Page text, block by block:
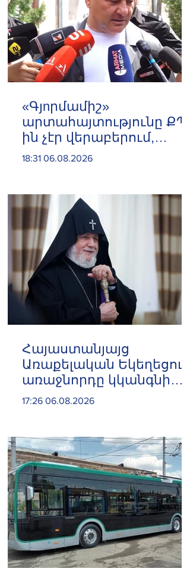
«Գյnրմամիշ»
արտահայտությունը ՔՊ-
ին չէր վերաբերում,
ինձնից բիզնես
Կարապետյան
18:31 06.08.2026
Հայաստանյայց
Առաքելական Եկեղեցու
առաջնորդը կկանգնի
դատարանի առջև՝
հակամարտության
պատճառով․ Reuters-ի
արձագանքը
17:26 06.08.2026